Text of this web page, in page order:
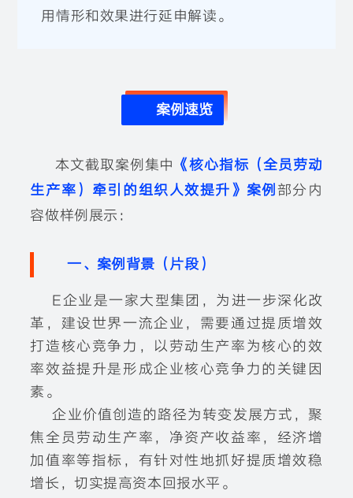
用情形和效果进行延申解读。
案例速览
本文截取案例集中 《核心指标（全员劳动
生产率）牵引的组织人效提升》案例部分内
容做样例展示：
一、案例背景（片段）
E企业是一家大型集团，为进一步深化改
革，建设世界一流企业，需要通过提质增效
打造核心竞争力，以劳动生产率为核心的效
率效益提升是形成企业核心竞争力的关键因
素。
企业价值创造的路径为转变发展方式，聚
焦全员劳动生产率，净资产收益率，经济增
加值率等指标，有针对性地抓好提质增效稳
增长，切实提高资本回报水平。